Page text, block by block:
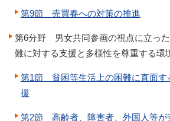
第9節 売買春への対策の推進
第6分野 男女共同参画の視点に立っ
難に対する支援と多様性を尊重する環
第1節 貧困等生活上の困難に直面す
援
第2節 高齢者、障害者、外国人等が